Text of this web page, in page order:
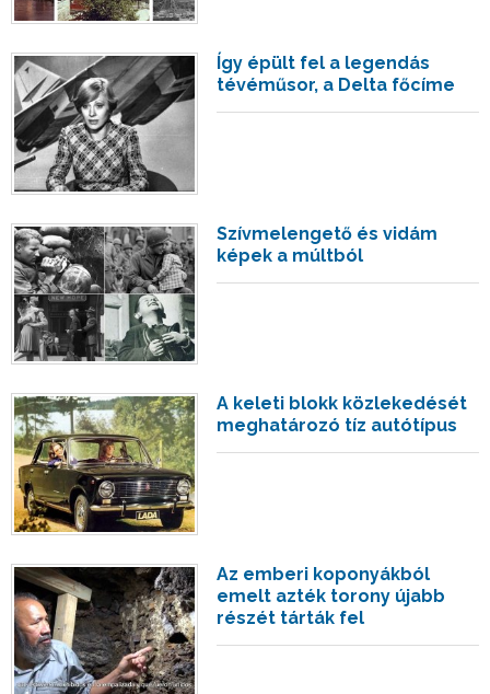
Így épült fel a legendás
tévéműsor, a Delta főcíme
Szívmelengető és vidám
képek a múltból
A keleti blokk közlekedését
meghatározó tíz autótípus
Az emberi koponyákból
emelt azték torony újabb
részét tárták fel